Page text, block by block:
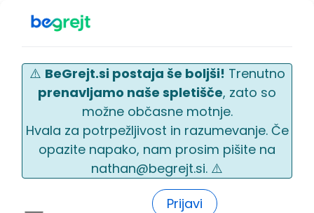
Prijavi
⚠️ BeGrejt.si postaja še boljši! Trenutno
prenavljamo naše spletišče, zato so
možne občasne motnje.
Hvala za potrpežljivost in razumevanje. Če
opazite napako, nam prosim pišite na
nathan@begrejt.si. ⚠️